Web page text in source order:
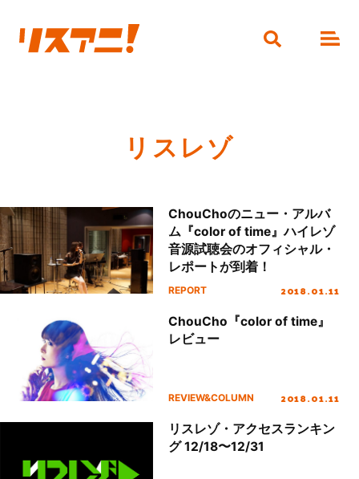
リスレゾ
ChouChoのニュー・アルバ
ム『color of time』ハイレゾ
音源試聴会のオフィシャル・
レポートが到着！
REPORT 2018.01.11
ChouCho『color of time』
レビュー
REVIEW&COLUMN 2018.01.11
リスレゾ・アクセスランキン
グ 12/18〜12/31